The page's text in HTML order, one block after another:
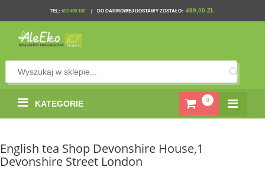
TEL: 602 490 100 DO DARMOWEJ DOSTAWY ZOSTAŁO: 499,00 ZŁ
0
KATEGORIE
English tea Shop Devonshire House,1
Devonshire Street London